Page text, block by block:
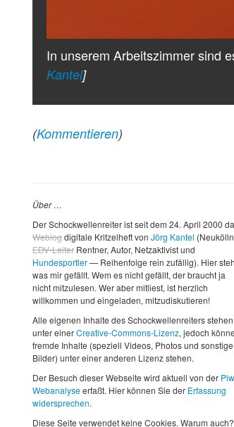
In unserem Arbeitszimmer sind
Kantel]
(Kommentieren)
Über …
Der Schockwellenreiter ist seit dem 24. April 2000
Weblogdigitale Kritzelheft von Jörg Kantel
EDV-Leiter Rentner, Autor, Netzaktivist und
Hundesportler— Reihenfolge rein zufällig). Hier
was mir gefällt. Wem es nicht gefällt, der braucht ja
nicht mitzulesen. Wer aber mitliest, ist herzlich
willkommen und eingeladen, mitzudiskutieren!
Alle eigenen Inhalte des Schockwellenreiters stehen
unter einerCreative-Commons-Lizenz, jedoch
fremde Inhalte (speziell Videos, Photos und sonstige
Bilder) unter einer anderen Lizenz stehen.
Der Besuch dieser Webseite wird aktuell von der
Webanalyseerfaßt. Hier können Sie der Erfassung
widersprechen.
Diese Seite verwendet keine Cookies. Warum auch?